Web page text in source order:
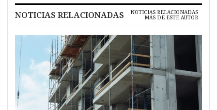
NOTICIAS RELACIONADAS NOTICIAS RELACIONADAS
MÁS DE ESTE AUTOR